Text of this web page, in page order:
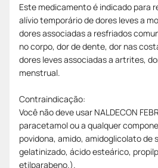
Este medicamento é indicado para
alívio temporário de dores leves a
dores associadas a resfriados
no corpo, dor de dente, dor nas
dores leves associadas a artrites,
menstrual.
Contraindicação:
Você não deve usar NALDECON
paracetamol ou a qualquer
povidona, amido, amidoglicolato de
gelatinizado, ácido esteárico,
etilparabeno.).